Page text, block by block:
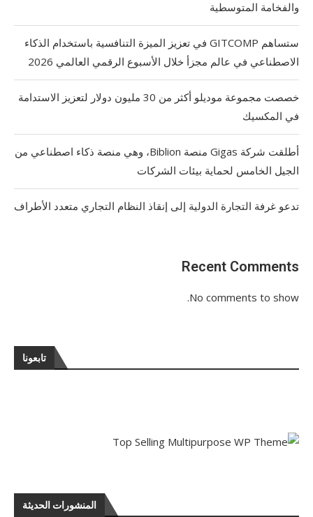
والفخامة المتوسطية
ستساهم GITCOMP في تعزيز الميزة التنافسية باستخدام الذكاء
الاصطناعي في عالم مجزأ خلال الأسبوع الرقمي العالمي 2026
خصصت مجموعة موديلو أكثر من 30 مليون دولار لتعزيز الاستدامة
في المكسيك
أطلقت شركة Gigas منصة Biblion، وهي منصة ذكاء اصطناعي من
الجيل الخامس لحماية بيئات الشركات
تدعو غرفة التجارة الدولية إلى إنقاذ النظام التجاري متعدد الأطراف
Recent Comments
No comments to show.
تابعونا
المنشورات الحديثة